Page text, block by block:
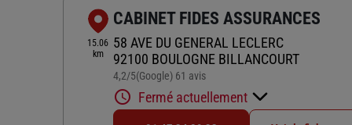
15.06
km
CABINET FIDES ASSURANCES
58 AVE DU GENERAL LECLERC
92100 BOULOGNE BILLANCOURT
4,2/5Note de 4.2 sur 5
(Google) 61 avis
Fermé actuellement